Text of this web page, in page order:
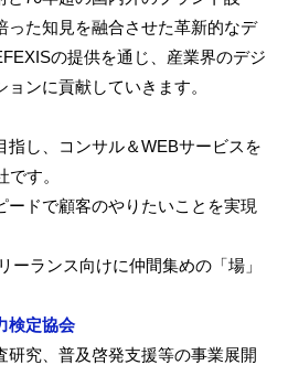
った知見を融合させた革新的なデ
の提供を通じ、 産業界のデジ
ンに貢献していきます。
指し、コンサル＆WEBサービスを
す。
ードで顧客のやりたいことを実現
ーランス向けに仲間集めの「場」
検定協会
究、 普及啓発支援等の事業展開